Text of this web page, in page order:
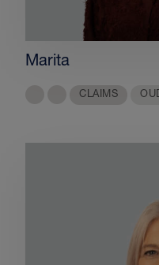
Marita
CLAIMS